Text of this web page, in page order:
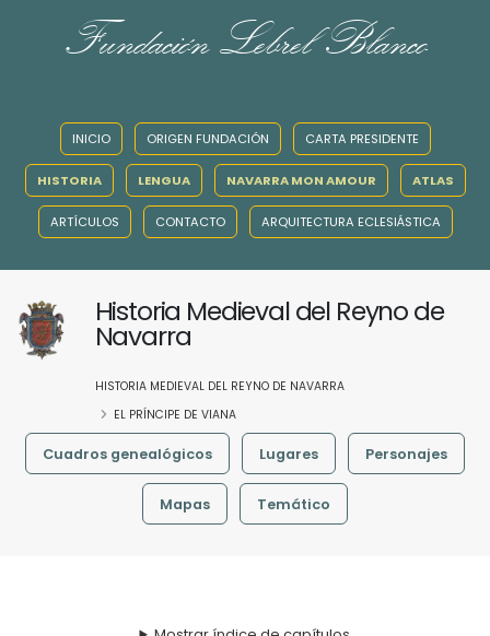
Fundación Lebrel Blanco
INICIO ORIGEN FUNDACIÓN CARTA PRESIDENTE
HISTORIA LENGUA NAVARRA MON AMOUR ATLAS
ARTÍCULOS CONTACTO ARQUITECTURA ECLESIÁSTICA
Historia Medieval del Reyno de
Navarra
HISTORIA MEDIEVAL DEL REYNO DE NAVARRA
EL PRÍNCIPE DE VIANA
Cuadros genealógicos Lugares Personajes
Mapas Temático